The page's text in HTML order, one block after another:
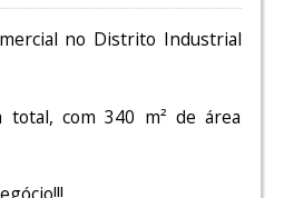
no Distrito Industrial
total, com 340 m² de área